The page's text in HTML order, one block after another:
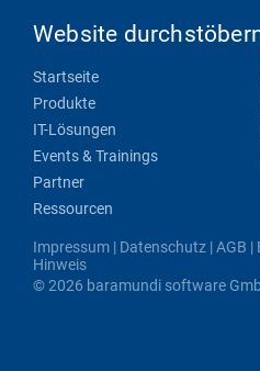
Website
Startseite
Produkte
IT-Lösungen
Events & Trainings
Partner
Ressourcen
Impressum | Datenschutz |AGB |
Hinweis
© 2026 baramundi software